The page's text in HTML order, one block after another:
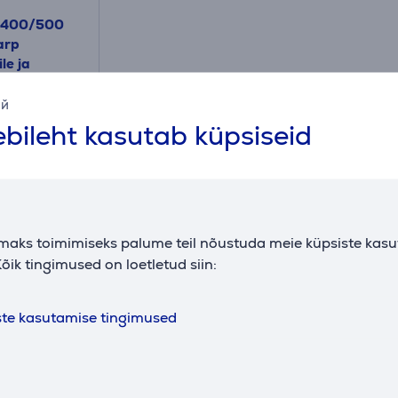
kasutab küpsiseid
toimimiseks palume teil nõustuda meie küpsiste
tingimused on loetletud siin:
kasutamise tingimused
400/500
ja
Kokkusobivad tooted